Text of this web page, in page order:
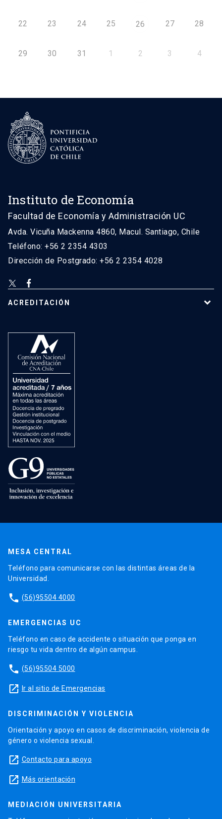
22 23 24 25 26 27 28
29 30 31 1 2 3 4
Instituto de Economía
Facultad de Economía y Administración UC
Avda. Vicuña Mackenna 4860, Macul. Santiago, Chile
Teléfono: +56 2 2354 4303
Dirección de Postgrado: +56 2 2354 4028
ACREDITACIÓN
MESA CENTRAL
Teléfono para comunicarse con las distintas áreas de la
Universidad.
phone (56)95504 4000
EMERGENCIAS UC
Teléfono en caso de accidente o situación que ponga en
riesgo tu vida dentro de algún campus.
phone (56)95504 5000
launch Ir al sitio de Emergencias
DISCRIMINACIÓN Y VIOLENCIA
Orientación y apoyo en casos de discriminación, violencia de
género o violencia sexual.
launch Contacto para apoyo
launch Más orientación
MEDIACIÓN UNIVERSITARIA